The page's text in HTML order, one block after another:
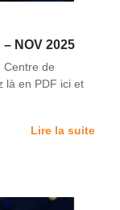
– NOV 2025
Centre de
là en PDF ici et
Lire la suite